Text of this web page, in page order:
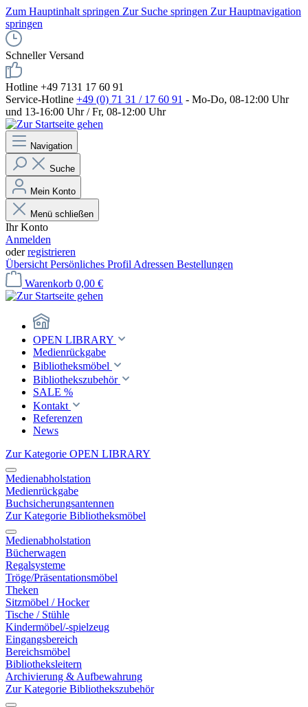
Zum Hauptinhalt springen Zur Suche springen Zur Hauptnavigation
springen
Schneller Versand
Hotline +49 7131 17 60 91
Service-Hotline +49 (0) 71 31 / 17 60 91 - Mo-Do, 08-12:00 Uhr
und 13-16:00 Uhr / Fr, 08-12:00 Uhr
Navigation
Suche
Mein Konto
Menü schließen
Ihr Konto
Anmelden
oderregistrieren
Übersicht Persönliches Profil Adressen Bestellungen
Warenkorb 0,00 €
OPEN LIBRARY
Medienrückgabe
Bibliotheksmöbel
Bibliothekszubehör
SALE %
Kontakt
Referenzen
News
Zur Kategorie OPEN LIBRARY
Medienabholstation
Medienrückgabe
Buchsicherungsantennen
Zur Kategorie Bibliotheksmöbel
Medienabholstation
Bücherwagen
Regalsysteme
Tröge/Präsentationsmöbel
Theken
Sitzmöbel / Hocker
Tische / Stühle
Kindermöbel/-spielzeug
Eingangsbereich
Bereichsmöbel
Bibliotheksleitern
Archivierung & Aufbewahrung
Zur Kategorie Bibliothekszubehör